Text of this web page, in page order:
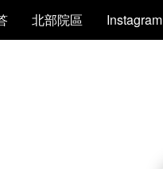
北部院區 Instagram